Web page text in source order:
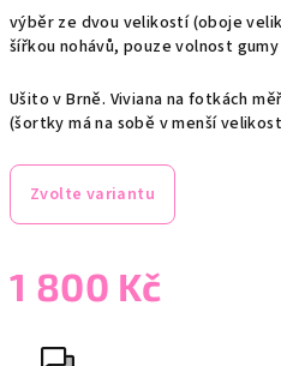
výběr ze dvou velikostí (oboje
šířkou nohávů, pouze volnost
Ušito v Brně. Viviana na fotkách
(šortky má na sobě v menší
Zvolte variantu
1 800 Kč
cena: